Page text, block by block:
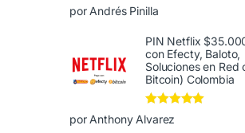
Valorado en
de 5
por Andrés Pinilla
PIN Netflix
con Efecty, Baloto,
Soluciones en Red
Bitcoin) Colombia
Valorado en
de 5
por Anthony Alvarez